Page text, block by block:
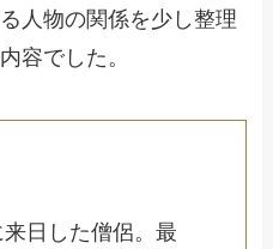
人物の関係を少し整理
容でした。
日した僧侶。最